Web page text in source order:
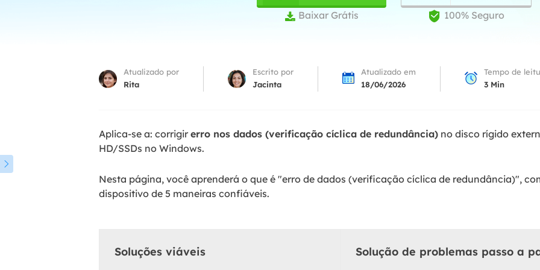
Email Recovery
Recuperação de e-mail do Outlook
Tutorial Popular
Recuperação
 Baixar Grátis  100% Seguro

Atualizado por
Rita
Escrito por
Jacinta
Atualizado em
18/06/2026
Tempo de
3 Min
Aplica-se a: corrigir erro nos dados (verificação cíclica de redundância) no disco rígido
HD/SSDs no Windows.
Nesta página, você aprenderá o que é "erro de dados (verificação cíclica de redundância)",
dispositivo de 5 maneiras confiáveis.
Soluções viáveis Solução de problemas passo a